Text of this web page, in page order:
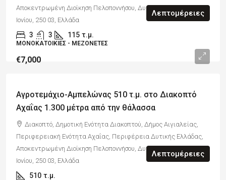
Αποκεντρωμένη Διοίκηση Πελοποννήσου, Δυτικής Ελλάδας και
Ιονίου, 250 03, Ελλάδα
3 3 115 τ.μ.
ΜΟΝΟΚΑΤΟΙΚΊΕΣ - ΜΕΖΟΝΈΤΕΣ
Λεπτομέρειες
€7,000
Αγροτεμάχιο-Αμπελώνας 510 τ.μ. στο Διακοπτό
Αχαΐας 1.300 μέτρα από την θάλασσα
Διακοπτό, Δημοτική Ενότητα Διακοπτού, Δήμος Αιγιαλείας,
Περιφερειακή Ενότητα Αχαΐας, Περιφέρεια Δυτικής Ελλάδας,
Αποκεντρωμένη Διοίκηση Πελοποννήσου, Δυτικής Ελλάδας και
Ιονίου, 250 03, Ελλάδα
510 τ.μ.
Λεπτομέρειες